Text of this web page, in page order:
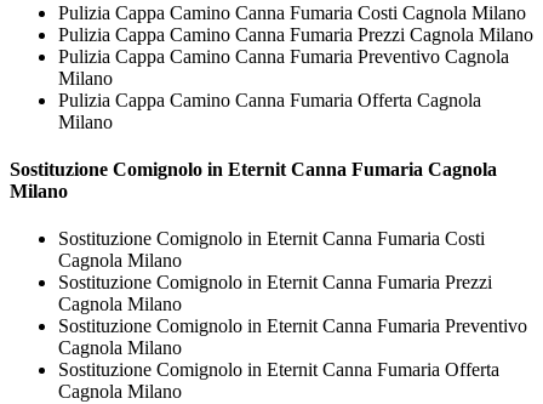
Pulizia Cappa Camino Canna Fumaria Costi Cagnola Milano
Pulizia Cappa Camino Canna Fumaria Prezzi Cagnola Milano
Pulizia Cappa Camino Canna Fumaria Preventivo Cagnola
Milano
Pulizia Cappa Camino Canna Fumaria Offerta Cagnola
Milano
Sostituzione Comignolo in Eternit Canna Fumaria Cagnola
Milano
Sostituzione Comignolo in Eternit Canna Fumaria Costi
Cagnola Milano
Sostituzione Comignolo in Eternit Canna Fumaria Prezzi
Cagnola Milano
Sostituzione Comignolo in Eternit Canna Fumaria Preventivo
Cagnola Milano
Sostituzione Comignolo in Eternit Canna Fumaria Offerta
Cagnola Milano